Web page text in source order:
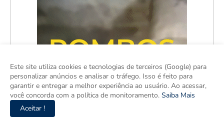
Este site utiliza cookies e tecnologias de terceiros (Google) para
personalizar anúncios e analisar o tráfego. Isso é feito para
garantir e entregar a melhor experiência ao usuário. Ao acessar,
você concorda com a política de monitoramento. Saiba Mais
Aceitar !